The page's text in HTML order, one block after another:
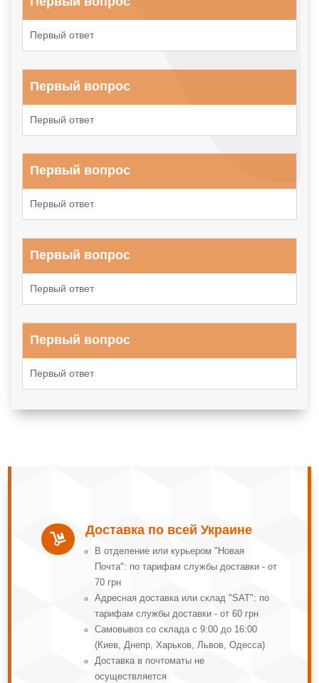
Первый ответ
Первый вопрос
Первый ответ
Первый вопрос
Первый ответ
Первый вопрос
Первый ответ
Первый вопрос
Первый ответ

Доставка по всей Украине
В отделение или курьером "Новая
Почта": по тарифам службы доставки - от
70 грн
Адресная доставка или склад "SAT": по
тарифам службы доставки - от 60 грн
Самовывоз со склада с 9:00 до 16:00
(Киев, Днепр, Харьков, Львов, Одесса)
Доставка в почтоматы не
осуществляется